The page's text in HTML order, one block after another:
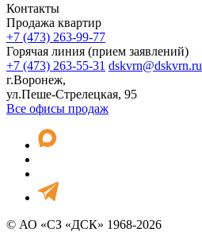
Контакты
Продажа квартир
+7 (473) 263-99-77
Горячая линия (прием заявлений)
+7 (473) 263-55-31 dskvrn@dskvrn.ru
г.Воронеж,
ул.Пеше-Стрелецкая, 95
Все офисы продаж
© АО «СЗ «ДСК» 1968-2026